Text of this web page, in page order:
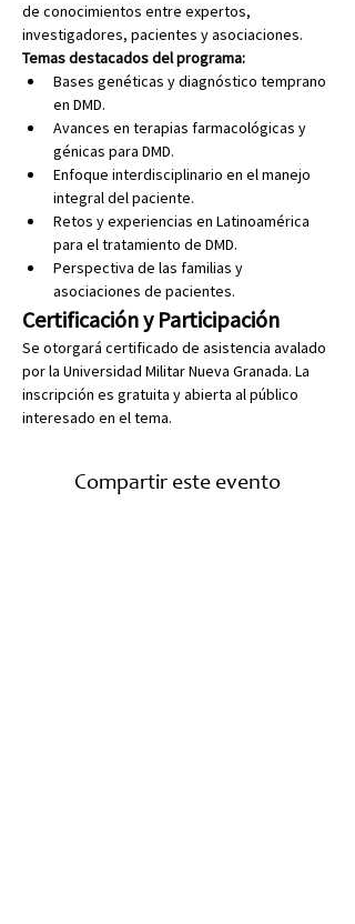
de conocimientos entre expertos,
investigadores, pacientes y asociaciones.
Temas destacados del programa:
Bases genéticas y diagnóstico temprano
en DMD.
Avances en terapias farmacológicas y
génicas para DMD.
Enfoque interdisciplinario en el manejo
integral del paciente.
Retos y experiencias en Latinoamérica
para el tratamiento de DMD.
Perspectiva de las familias y
asociaciones de pacientes.
Certificación y Participación
Se otorgará certificado de asistencia avalado
por la Universidad Militar Nueva Granada. La
inscripción es gratuita y abierta al público
interesado en el tema.
Compartir este evento